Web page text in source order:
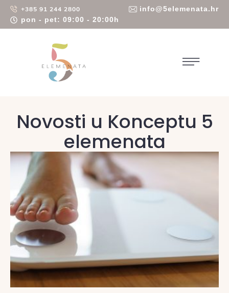
+385 91 244 2800
info@5elemenata.hr
pon - pet: 09:00 - 20:00h
Novosti u Konceptu 5
elemenata